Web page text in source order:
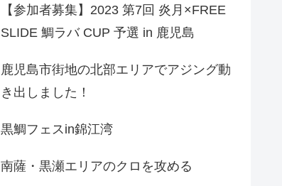
【参加者募集】2023 第7回 炎月×FREE
SLIDE 鯛ラバ CUP 予選 in 鹿児島
鹿児島市街地の北部エリアでアジング動
き出しました！
黒鯛フェスin錦江湾
南薩・黒瀬エリアのクロを攻める